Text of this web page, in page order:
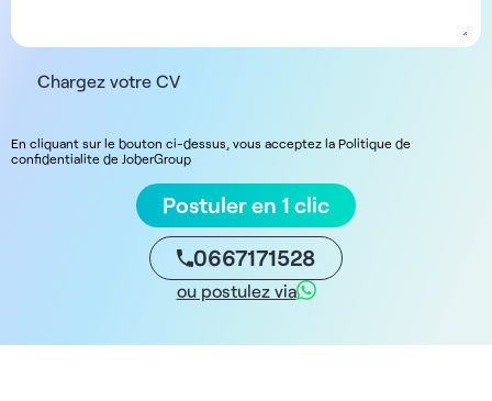
Chargez votre CV
En cliquant sur le bouton ci-dessus, vous acceptez la Politique de
confidentialite de JoberGroup
Postuler en 1 clic
0667171528
ou postulez via